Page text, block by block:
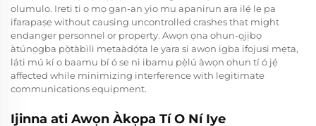
olumulo. Ireti ti o mọ gan-an yio mu apanirun ara ilẹ́ le pa
ifarapaṣẹ without causing uncontrolled crashes that might
endanger personnel or property. Awọn ọna ohun-ọjịbọ
àtúnọgba pọ̀tàbìlì mẹtaàdọ́ta le yara si awọn igba ifojusi mẹta,
láti mú kí o baamu bí ó se ni ibamu pẹ̀lú àwọn ohun tí ó jẹ́
affected while minimizing interference with legitimate
communications equipment.
Ijinna ati Awọn Àkọpa Tí O Ní Iye